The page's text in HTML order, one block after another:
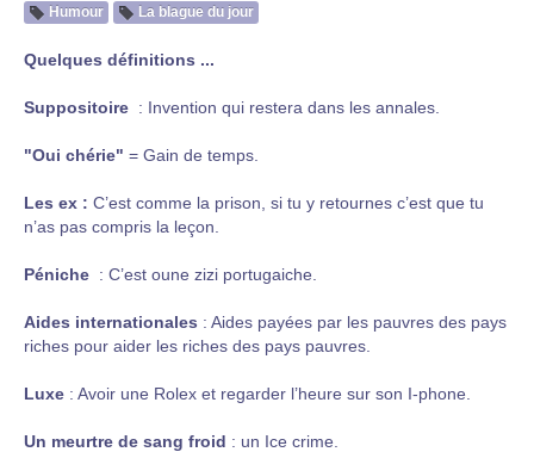
Humour La blague du jour
Quelques définitions ...
Suppositoire : Invention qui restera dans les annales.
"Oui chérie" = Gain de temps.
Les ex : C’est comme la prison, si tu y retournes c’est que tu
n’as pas compris la leçon.
Péniche : C’est oune zizi portugaiche.
Aides internationales : Aides payées par les pauvres des pays
riches pour aider les riches des pays pauvres.
Luxe : Avoir une Rolex et regarder l’heure sur son I-phone.
Un meurtre de sang froid : un Ice crime.